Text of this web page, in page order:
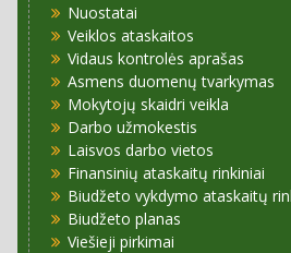
Nuostatai
Veiklos ataskaitos
Vidaus kontrolės aprašas
Asmens duomenų tvarkymas
Mokytojų skaidri veikla
Darbo užmokestis
Laisvos darbo vietos
Finansinių ataskaitų rinkiniai
Biudžeto vykdymo ataskaitų
Biudžeto planas
Viešieji pirkimai